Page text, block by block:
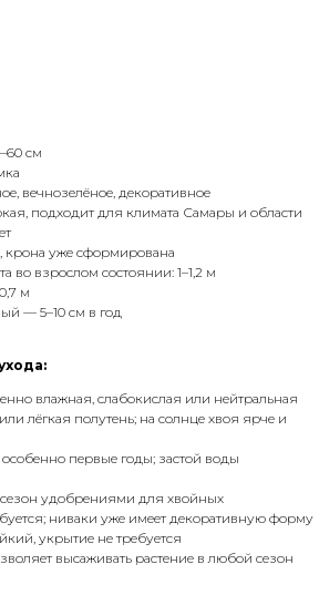
см
вечнозелёное, декоративное
подходит для климата Самары и области
уже сформирована
во взрослом состоянии: 1–1,2 м
м
— 5–10 см в год
влажная, слабокислая или нейтральная
лёгкая полутень; на солнце хвоя ярче и
первые годы; застой воды
сезон удобрениями для хвойных
ниваки уже имеет декоративную форму
укрытие не требуется
высаживать растение в любой сезон